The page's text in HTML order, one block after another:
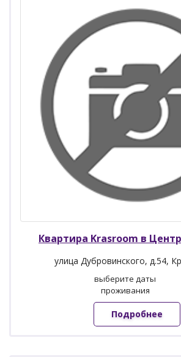
Квартира Krasroom в
улица Дубровинского, д.54,
выберите даты
проживания
Подробнее